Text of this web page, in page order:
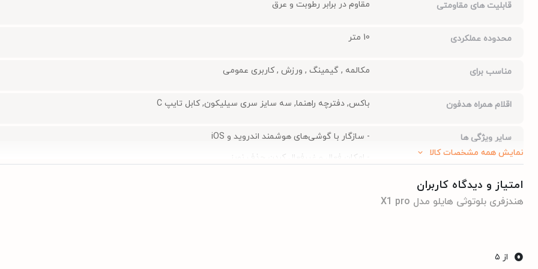
قابلیت های مقاومتی مقاوم در برابر رطوبت و عرق
محدوده عملکردی 10 متر
مناسب برای مکالمه , گیمینگ , ورزش , کاربری عمومی
اقلام همراه هدفون باکس, دفترچه راهنما, سه سایز سری سیلیکون, کابل تایپ C
سایر ویژگی ها
- سازگار با گوشی‌های هوشمند اندروید و iOS
- امکان فعال و غیرفعال کردن حذف نویز
نمایش همه مشخصات کالا
امتیاز و دیدگاه کاربران
هندزفری بلوتوثی هایلو مدل X1 pro
0
از ۵